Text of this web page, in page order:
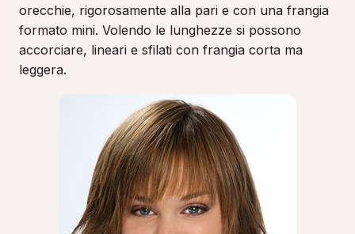
orecchie, rigorosamente alla pari e con una frangia
formato mini. Volendo le lunghezze si possono
accorciare, lineari e sfilati con frangia corta ma
leggera.